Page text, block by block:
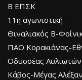
Β ΕΠΣΚ
11η αγωνιστική
Θιναλιακός Β-
ΠΑΟ Κορακιάνας-
Οδυσσέας
Κάβος-Μέγας